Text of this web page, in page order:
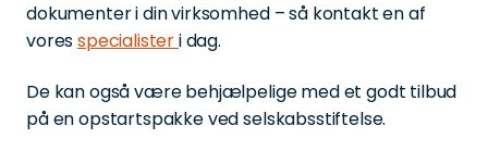
dokumenter i din virksomhed – så kontakt en af
voresspecialisteri dag.
De kan også være behjælpelige med et godt tilbud
på en opstartspakke ved selskabsstiftelse.